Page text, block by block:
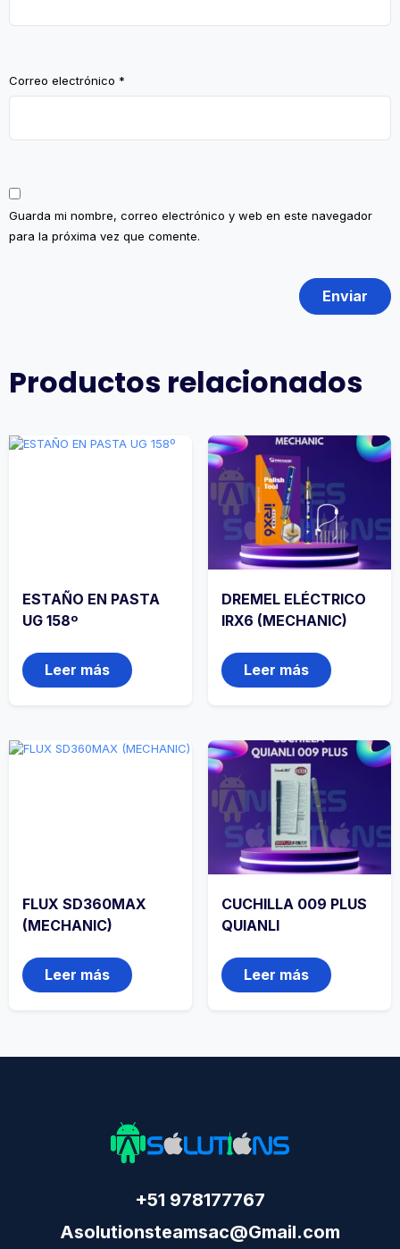
Correo electrónico *
Guarda mi nombre, correo electrónico y web en este navegador
para la próxima vez que comente.
Productos relacionados
ESTAÑO EN PASTA
UG 158º
Leer más
DREMEL ELÉCTRICO
IRX6 (MECHANIC)
Leer más
FLUX SD360MAX
(MECHANIC)
Leer más
CUCHILLA 009 PLUS
QUIANLI
Leer más
+51 978177767
Asolutionsteamsac@Gmail.com